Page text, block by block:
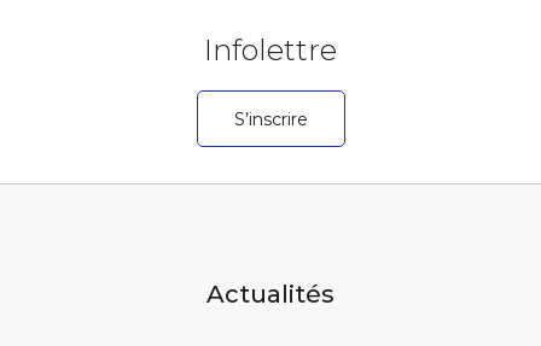
Infolettre
S’inscrire
Actualités